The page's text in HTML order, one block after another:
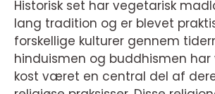
Historisk set har vegetarisk
lang tradition og er blevet
forskellige kulturer gennem
hinduismen og buddhismen har
kost været en central del af